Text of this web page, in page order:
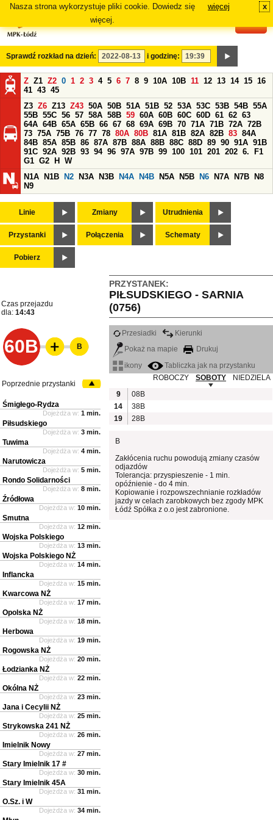
Nasza strona wykorzystuje pliki cookie. Dowiedz się
więcej.
więcej x
Sprawdź rozkład na dzień: i godzinę:
Z Z1 Z2 0 1 2 3 4 5 6 7 8 9 10A 10B 11 12 13 14 15 16
41 43 45
Z3 Z6 Z13 Z43 50A 50B 51A 51B 52 53A 53C 53B 54B 55A
55B 55C 56 57 58A 58B 59 60A 60B 60C 60D 61 62 63
64A 64B 65A 65B 66 67 68 69A 69B 70 71A 71B 72A 72B
73 75A 75B 76 77 78 80A 80B 81A 81B 82A 82B 83 84A
84B 85A 85B 86 87A 87B 88A 88B 88C 88D 89 90 91A 91B
91C 92A 92B 93 94 96 97A 97B 99 100 101 201 202 6.
F1
G1 G2 H
W
N1A
N1B N2 N3A N3B N4A N4B N5A N5B N6 N7A N7B
N8
N9
Linie Zmiany Utrudnienia
Przystanki Połączenia Schematy
Pobierz
PRZYSTANEK:
PIŁSUDSKIEGO - SARNIA
(0756)
Czas przejazdu
dla: 14:43
60B
Przesiadki
Kierunki
Pokaż na mapie
Drukuj
ikony
Tabliczka jak na przystanku
ROBOCZY
SOBOTY
NIEDZIELA
9
08B
14
38B
19
28B
B
Zakłócenia ruchu powodują zmiany czasów
odjazdów
Tolerancja: przyspieszenie - 1 min.
opóźnienie - do 4 min.
Kopiowanie i rozpowszechnianie rozkładów
jazdy w celach zarobkowych bez zgody MPK
Łódź Spółka z o.o jest zabronione.
B
Poprzednie przystanki
Śmigłego-Rydza
Dojeżdża w: 1 min.
Piłsudskiego
Dojeżdża w: 3 min.
Tuwima
Dojeżdża w: 4 min.
Narutowicza
Dojeżdża w: 5 min.
Rondo Solidarności
Dojeżdża w: 8 min.
Źródłowa
Dojeżdża w: 10 min.
Smutna
Dojeżdża w: 12 min.
Wojska Polskiego
Dojeżdża w: 13 min.
Wojska Polskiego NŻ
Dojeżdża w: 14 min.
Inflancka
Dojeżdża w: 15 min.
Kwarcowa NŻ
Dojeżdża w: 17 min.
Opolska NŻ
Dojeżdża w: 18 min.
Herbowa
Dojeżdża w: 19 min.
Rogowska NŻ
Dojeżdża w: 20 min.
Łodzianka NŻ
Dojeżdża w: 22 min.
Okólna NŻ
Dojeżdża w: 23 min.
Jana i Cecylii NŻ
Dojeżdża w: 25 min.
Strykowska 241 NŻ
Dojeżdża w: 26 min.
Imielnik Nowy
Dojeżdża w: 27 min.
Stary Imielnik 17 #
Dojeżdża w: 30 min.
Stary Imielnik 45A
Dojeżdża w: 31 min.
O.Sz. i W
Dojeżdża w: 34 min.